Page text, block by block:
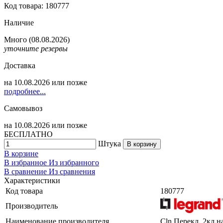
Код товара: 180777
Наличие
Много (08.08.2026)
уточните резервы
Доставка
на 10.08.2026 или позже
подробнее...
Самовывоз
на 10.08.2026 или позже
БЕСПЛАТНО
Штука
В корзину
В корзине
В избранное Из избранного
В сравнение Из сравнения
Характеристики
Код товара
180777
Производитель
Наименование производителя
Cln Перекл.